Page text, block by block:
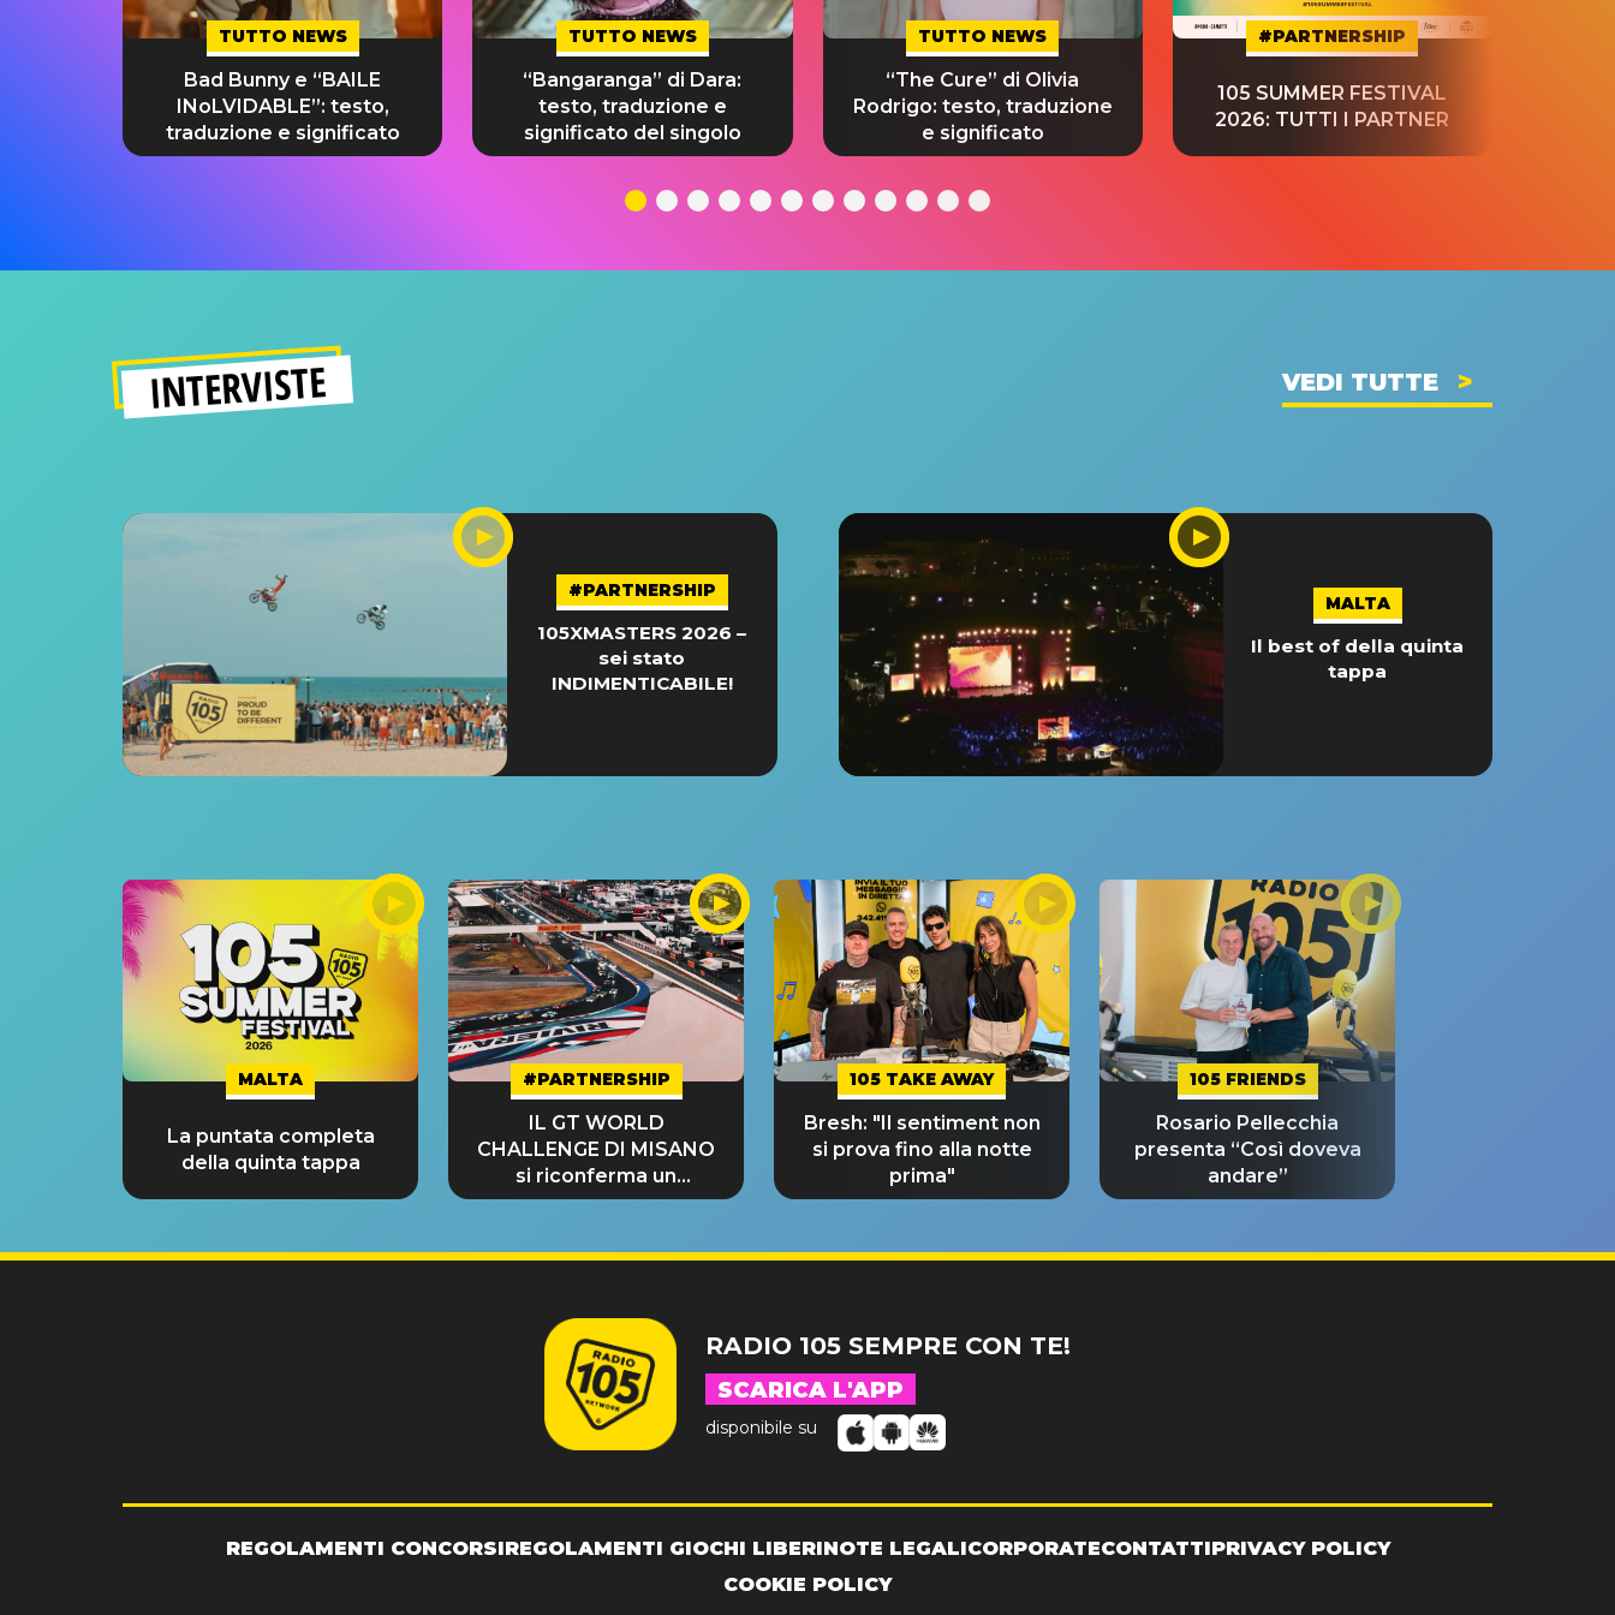
TUTTO NEWS
Bad Bunny e “BAILE
INoLVIDABLE”: testo,
traduzione e significato
TUTTO NEWS
“Bangaranga” di Dara:
testo, traduzione e
significato del singolo
TUTTO NEWS
“The Cure” di Olivia
Rodrigo: testo, traduzione
e significato
#PARTNERSHIP
105 SUMMER FESTIVAL
2026: TUTTI I PARTNER
INTERVISTE VEDI TUTTE
#PARTNERSHIP
105XMASTERS 2026 –
sei stato
INDIMENTICABILE!
MALTA
Il best of della quinta
tappa
MALTA
La puntata completa
della quinta tappa
#PARTNERSHIP
IL GT WORLD
CHALLENGE DI MISANO
si riconferma un
GRANDE SUCCESSO!
105 TAKE AWAY
Bresh: "Il sentiment non
si prova fino alla notte
prima"
105 FRIENDS
Rosario Pellecchia
presenta “Così doveva
andare”
RADIO 105 SEMPRE CON TE!
SCARICA L'APP
disponibile su
REGOLAMENTI CONCORSIREGOLAMENTI GIOCHI LIBERINOTE LEGALICORPORATECONTATTIPRIVACY POLICY
COOKIE POLICY